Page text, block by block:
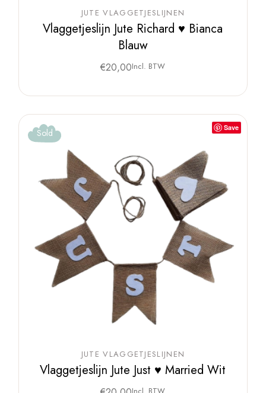
JUTE VLAGGETJESLIJNEN
Vlaggetjeslijn Jute Richard ♥ Bianca
Blauw
€20,00Incl. BTW
Save
Sold
JUTE VLAGGETJESLIJNEN
Vlaggetjeslijn Jute Just ♥ Married Wit